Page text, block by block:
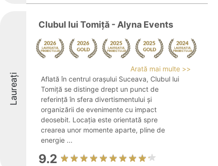
Laureați
Clubul lui Tomiță - Alyna Events
Arată mai multe >>
Aflată în centrul orașului Suceava, Clubul lui
Tomiță se distinge drept un punct de
referință în sfera divertismentului și
organizării de evenimente cu impact
deosebit. Locația este orientată spre
crearea unor momente aparte, pline de
energie ...
9.2